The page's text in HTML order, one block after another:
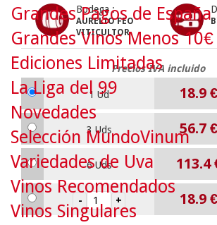
Bodega :
AURELIO FEO
VITICULTOR
Precios IVA incluido
1 Ud 18.9 €
3 Uds 56.7 €
6 Uds 113.4
18.9 €
Grandes Pagos de España
Grandes Vinos Menos 10€
Ediciones Limitadas
La Liga del 99
Novedades
Selección MundoVinum
Variedades de Uva
Vinos Recomendados
Vinos Singulares